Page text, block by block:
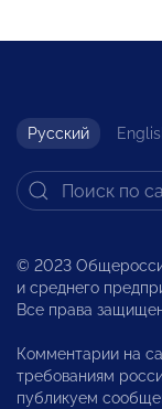
Русский
© 2023
и среднего
Все права
Комментарии на
требованиям
публикуем